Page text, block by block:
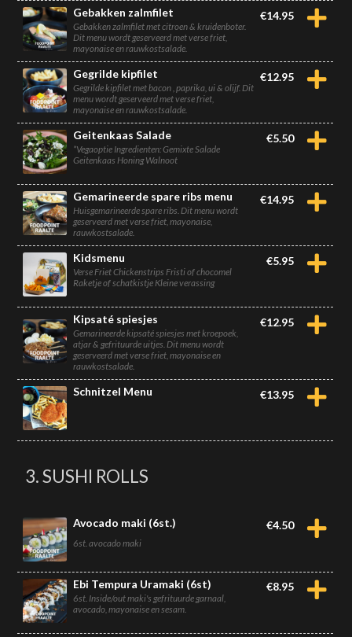
Gebakken zalmfilet
Gebakken zalmfilet met citroen & kruidenboter.
Dit menu wordt geserveerd met verse friet,
mayonaise en rauwkostsalade.
€14.95
Gegrilde kipfilet
Gegrilde kipfilet met bacon , paprika, ui & olijf. Dit
menu wordt geserveerd met verse friet,
mayonaise en rauwkostsalade.
€12.95
Geitenkaas Salade
*Vegaoptie Ingredienten: Gemixte Salade
Geitenkaas Honing Walnoot
€5.50
Gemarineerde spare ribs menu
Huisgemarineerde spare ribs. Dit menu wordt
geserveerd met verse friet, mayonaise,
rauwkostsalade.
€14.95
Kidsmenu
Verse Friet Chickenstrips Fristi of chocomel
Raketje of schatkistje Kleine verassing
€5.95
Kipsaté spiesjes
Gemarineerde kipsaté spiesjes met kroepoek,
atjar & gefrituurde uitjes. Dit menu wordt
geserveerd met verse friet, mayonaise en
rauwkostsalade.
€12.95
Schnitzel Menu €13.95
3. SUSHI ROLLS
Avocado maki (6st.)
6st. avocado maki
€4.50
Ebi Tempura Uramaki (6st)
6st. Inside/out maki's gefrituurde garnaal,
avocado, mayonaise en sesam.
€8.95